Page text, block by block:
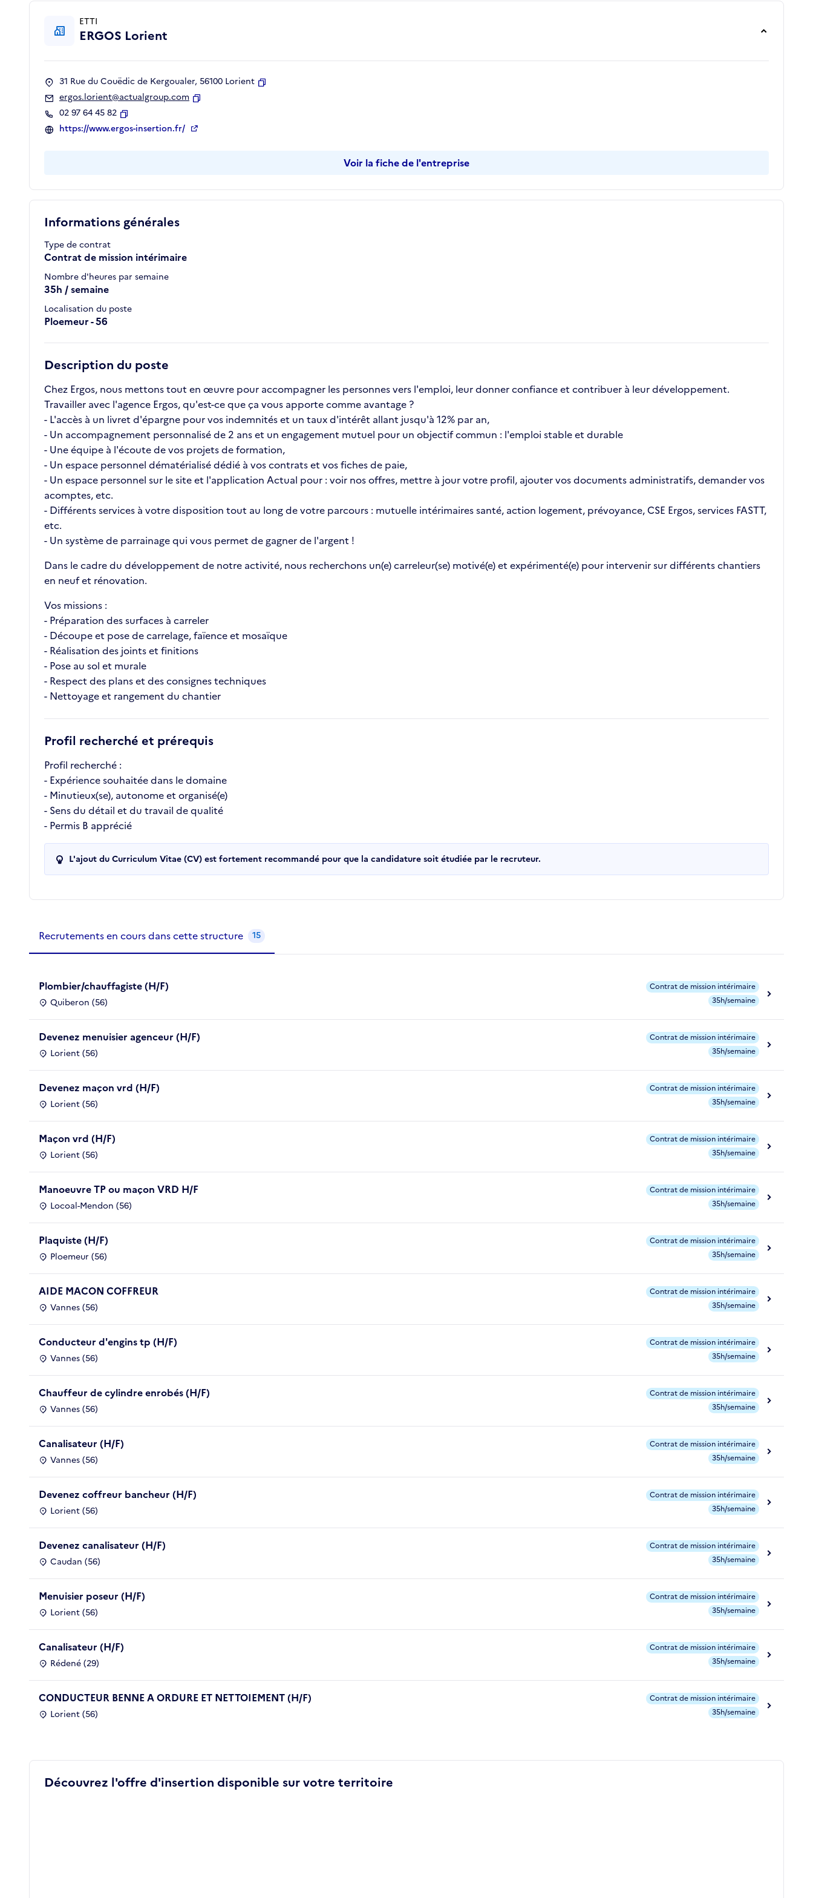
Informations générales
Type de contrat
Contrat de mission intérimaire
Nombre d'heures par semaine
35h / semaine
Localisation du poste
Ploemeur - 56
Description du poste
Chez Ergos, nous mettons tout en œuvre pour accompagner les personnes vers l'emploi, leur donner confiance et contribuer à leur développement.
Travailler avec l'agence Ergos, qu'est-ce que ça vous apporte comme avantage ?
- L'accès à un livret d'épargne pour vos indemnités et un taux d'intérêt allant jusqu'à 12% par an,
- Un accompagnement personnalisé de 2 ans et un engagement mutuel pour un objectif commun : l'emploi stable et durable
- Une équipe à l'écoute de vos projets de formation,
- Un espace personnel dématérialisé dédié à vos contrats et vos fiches de paie,
- Un espace personnel sur le site et l'application Actual pour : voir nos offres, mettre à jour votre profil, ajouter vos documents administratifs, demander vos
acomptes, etc.
- Différents services à votre disposition tout au long de votre parcours : mutuelle intérimaires santé, action logement, prévoyance, CSE Ergos, services FASTT,
etc.
- Un système de parrainage qui vous permet de gagner de l'argent !
Dans le cadre du développement de notre activité, nous recherchons un(e) carreleur(se) motivé(e) et expérimenté(e) pour intervenir sur différents chantiers
en neuf et rénovation.
Vos missions :
- Préparation des surfaces à carreler
- Découpe et pose de carrelage, faïence et mosaïque
- Réalisation des joints et finitions
- Pose au sol et murale
- Respect des plans et des consignes techniques
- Nettoyage et rangement du chantier
Profil recherché et prérequis
Profil recherché :
- Expérience souhaitée dans le domaine
- Minutieux(se), autonome et organisé(e)
- Sens du détail et du travail de qualité
- Permis B apprécié
L'ajout du Curriculum Vitae (CV) est fortement recommandé pour que la candidature soit étudiée par le recruteur.
ETTI
ERGOS Lorient
31 Rue du Couëdic de Kergoualer, 56100 Lorient
ergos.lorient@actualgroup.com
02 97 64 45 82
Copier
https://www.ergos-insertion.fr/
Voir la fiche de l'entreprise
Recrutements de la structure
Recrutements en cours dans cette structure 15
Plombier/chauffagiste (H/F)
Quiberon (56)
Contrat de mission intérimaire
35h/semaine
Devenez menuisier agenceur (H/F)
Lorient (56)
Contrat de mission intérimaire
35h/semaine
Devenez maçon vrd (H/F)
Lorient (56)
Contrat de mission intérimaire
35h/semaine
Maçon vrd (H/F)
Lorient (56)
Contrat de mission intérimaire
35h/semaine
Manoeuvre TP ou maçon VRD H/F
Locoal-Mendon (56)
Contrat de mission intérimaire
35h/semaine
Plaquiste (H/F)
Ploemeur (56)
Contrat de mission intérimaire
35h/semaine
AIDE MACON COFFREUR
Vannes (56)
Contrat de mission intérimaire
35h/semaine
Conducteur d'engins tp (H/F)
Vannes (56)
Contrat de mission intérimaire
35h/semaine
Chauffeur de cylindre enrobés (H/F)
Vannes (56)
Contrat de mission intérimaire
35h/semaine
Canalisateur (H/F)
Vannes (56)
Contrat de mission intérimaire
35h/semaine
Devenez coffreur bancheur (H/F)
Lorient (56)
Contrat de mission intérimaire
35h/semaine
Devenez canalisateur (H/F)
Caudan (56)
Contrat de mission intérimaire
35h/semaine
Menuisier poseur (H/F)
Lorient (56)
Contrat de mission intérimaire
35h/semaine
Canalisateur (H/F)
Rédené (29)
Contrat de mission intérimaire
35h/semaine
CONDUCTEUR BENNE A ORDURE ET NETTOIEMENT (H/F)
Lorient (56)
Contrat de mission intérimaire
35h/semaine
Découvrez l'offre d'insertion disponible sur votre territoire